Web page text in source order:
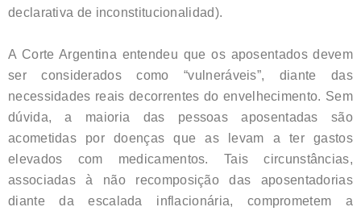
declarativa de inconstitucionalidad).
A Corte Argentina entendeu que os aposentados devem
ser considerados como “vulneráveis”, diante das
necessidades reais decorrentes do envelhecimento. Sem
dúvida, a maioria das pessoas aposentadas são
acometidas por doenças que as levam a ter gastos
elevados com medicamentos. Tais circunstâncias,
associadas à não recomposição das aposentadorias
diante da escalada inflacionária, comprometem a